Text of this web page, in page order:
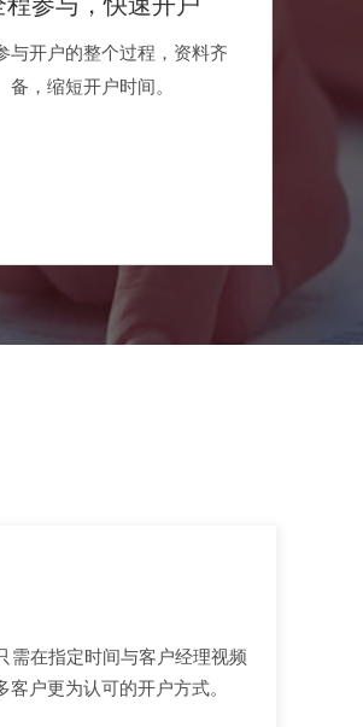
与开户的整个过程，资料齐
备，缩短开户时间。
需在指定时间与客户经理视频
户更为认可的开户方式。